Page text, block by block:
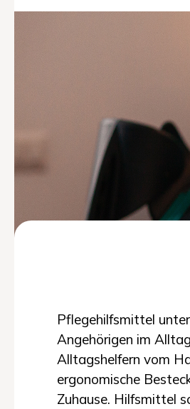
Pflegehilfsmittel
Angehörigen im
Alltagshelfern vom
ergonomische
Zuhause. Hilfsmittel